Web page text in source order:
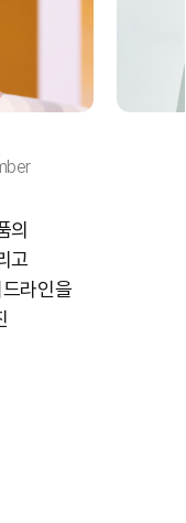
의
고
라인을